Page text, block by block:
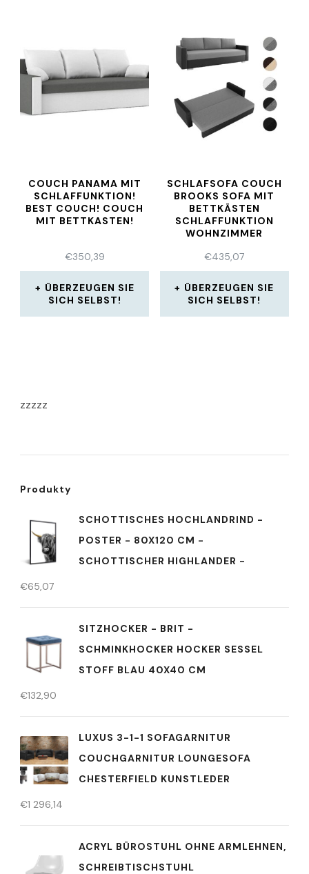
COUCH PANAMA MIT
SCHLAFFUNKTION!
BEST COUCH! COUCH
MIT BETTKASTEN!
€350,39
ÜBERZEUGEN SIE
SICH SELBST!
SCHLAFSOFA COUCH
BROOKS SOFA MIT
BETTKÄSTEN
SCHLAFFUNKTION
WOHNZIMMER
€435,07
ÜBERZEUGEN SIE
SICH SELBST!
zzzzz
Produkty
SCHOTTISCHES HOCHLANDRIND -
POSTER - 80X120 CM -
SCHOTTISCHER HIGHLANDER -
€65,07
SITZHOCKER - BRIT -
SCHMINKHOCKER HOCKER SESSEL
STOFF BLAU 40X40 CM
€132,90
LUXUS 3-1-1 SOFAGARNITUR
COUCHGARNITUR LOUNGESOFA
CHESTERFIELD KUNSTLEDER
€1 296,14
ACRYL BÜROSTUHL OHNE ARMLEHNEN,
SCHREIBTISCHSTUHL